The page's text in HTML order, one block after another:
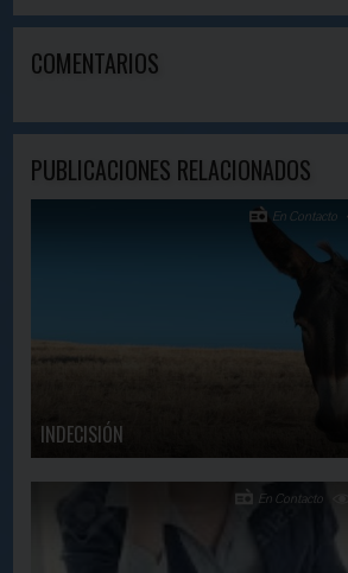
COMENTARIOS
PUBLICACIONES RELACIONADOS
INDECISIÓN
En Contacto
En Contacto